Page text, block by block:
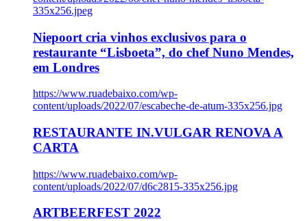
335x256.jpeg
Niepoort cria vinhos exclusivos para o
restaurante “Lisboeta”, do chef Nuno Mendes,
em Londres
https://www.ruadebaixo.com/wp-
content/uploads/2022/07/escabeche-de-atum-335x256.jpg
RESTAURANTE IN.VULGAR RENOVA A
CARTA
https://www.ruadebaixo.com/wp-
content/uploads/2022/07/d6c2815-335x256.jpg
ARTBEERFEST 2022